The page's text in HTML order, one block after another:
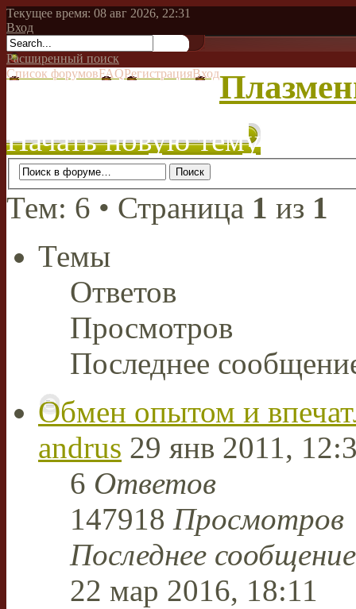
Текущее время: 08 авг 2026, 22:31
Вход
Расширенный поиск
Список форумовFAQРегистрацияВход
Начать новую тему
Тем: 6 • Страница 1 из 1
Темы
Ответов
Просмотров
Последнее
Обмен опытом и
andrus 29 янв 2011,
6 Ответов
147918 Просмотров
Последнее
22 мар 2016, 18:11